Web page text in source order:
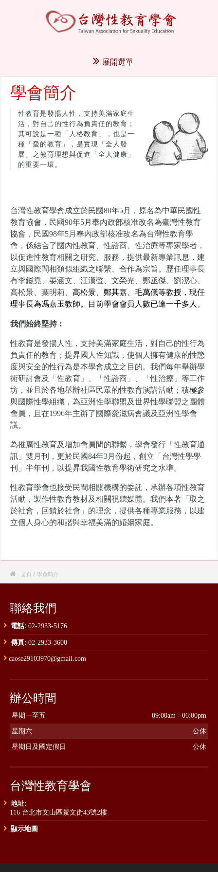
展開選單
學會簡介
性教育是發揚人性，支持美滿家庭生
活，對自己的性行為負責任的教育；
其可說是一種「人格教育」，也是一
種「愛的教育」，是實現「全人發
展」之教育理想與促進「全人健康」
的重要一環。
台灣性教育學會成立於民國80年5月， 原名為中華民國性
教育協會， 民國90年5月奉內政部核准改名為臺灣性教育
協會， 民國98年5月奉內政部核准改名為台灣性教育學
會， 係結合了國內性教育、性諮商、性治療等專家學者，
以促進性教育相關之研究、服務，提供最新專業訊息， 建
立與國際間相類似組織之聯繫、合作為宗旨。 歷任理事長
有李鎡堯、晏涵文、江漢聲、文榮光、鄭丞傑、劉潔心、
高松景、葉明莉
高松景、鄭其嘉、毛萬儀等教授，現任
理事長為馮嘉玉教師。目前學會會員人數已達一千多人 。
我們始終堅持︰
性教育是發揚人性，支持美滿家庭生活，對自己的性行為
負責任的教育；提昇國人性知識，使個人擁有健康的性態
度與安全的性行為是本學會成立之目的。我們每年舉辦學
術研討會及「性教育」、「性諮商」、「性治療」等工作
坊，並且於各地舉辦社區民眾的性教育演講活動；積極參
與國際性學組織，為亞洲性學聯盟及世界性學聯盟之團體
會員，且在1996年主辦了國際愛滋病會議及亞洲性學會
議。
為推廣性教育及增加會員間的聯繫，學會發行「性教育通
訊」雙月刊，更於民國84年3月份起，創立「台灣性學學
刊」半年刊，以提昇我國性教育學術研究之水準。
性教育學會也接受民間相關機構的委託，承辦各項性教育
活動，製作性教育教材及相關視聽媒體。我們本著「取之
於社會，回饋於社會」的理念，提供各種專業服務，以建
立個人身心的和諧與幸福美滿的婚姻家庭。
 首頁 / 學會簡介
聯絡我們
電話: 02-2933-5176
傳真: 02-2933-3600
caose29103970@gmail.com
辦公時間
星期一至五 09:00am - 06:00pm
星期六 公休
星期日及國定假日 公休
台灣性教育學會
地址:
116 台北市文山區景文街43號2樓
顯示地圖